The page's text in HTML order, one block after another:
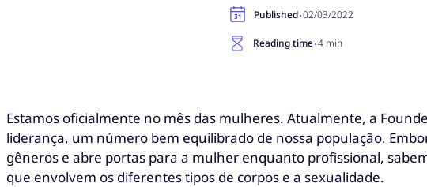
Published·02/03/2022
Reading time·4 min
Estamos oficialmente no mês das mulheres. Atualmente, a
liderança, um número bem equilibrado de nossa população.
gêneros e abre portas para a mulher enquanto profissional,
que envolvem os diferentes tipos de corpos e a sexualidade.